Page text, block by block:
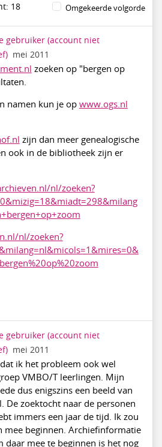
18
Omgekeerde volgorde
gebruiker (account niet
mei 2011
zoeken op "bergen op
namen kun je op www.ogs.nl
zijn dan meer genealogische
ook in de bibliotheek zijn er
nl/zoeken?
nl/zoeken?
gebruiker (account niet
mei 2011
ik het probleem ook wel
VMBO/T leerlingen. Mijn
dus enigszins een beeld van
De zoektocht naar de personen
immers een jaar de tijd. Ik zou
mee beginnen. Archiefinformatie
daar mee te beginnen is het nog